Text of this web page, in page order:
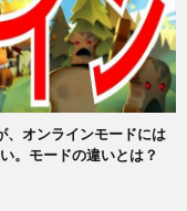
、オンラインモードには
。モードの違いとは？